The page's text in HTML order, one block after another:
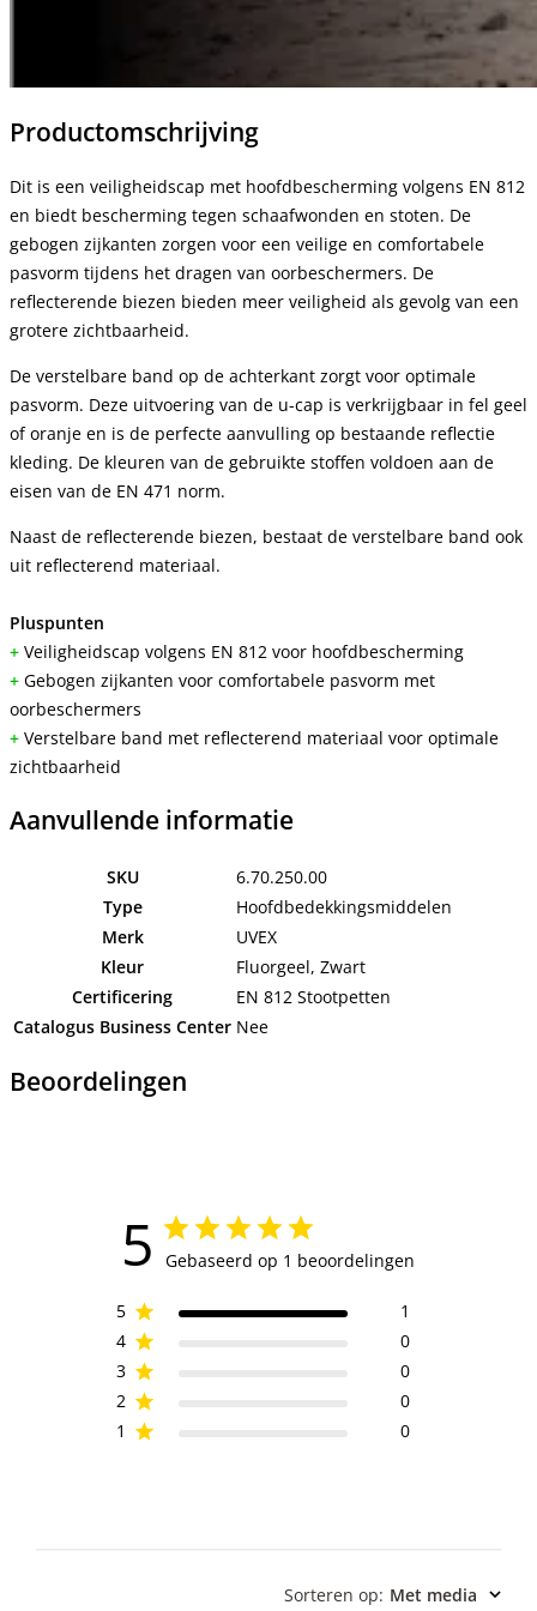
Productomschrijving
Dit is een veiligheidscap met hoofdbescherming volgens EN 812
en biedt bescherming tegen schaafwonden en stoten. De
gebogen zijkanten zorgen voor een veilige en comfortabele
pasvorm tijdens het dragen van oorbeschermers. De
reflecterende biezen bieden meer veiligheid als gevolg van een
grotere zichtbaarheid.
De verstelbare band op de achterkant zorgt voor optimale
pasvorm. Deze uitvoering van de u-cap is verkrijgbaar in fel geel
of oranje en is de perfecte aanvulling op bestaande reflectie
kleding. De kleuren van de gebruikte stoffen voldoen aan de
eisen van de EN 471 norm.
Naast de reflecterende biezen, bestaat de verstelbare band ook
uit reflecterend materiaal.
Pluspunten
+ Veiligheidscap volgens EN 812 voor hoofdbescherming
+ Gebogen zijkanten voor comfortabele pasvorm met
oorbeschermers
+ Verstelbare band met reflecterend materiaal voor optimale
zichtbaarheid
Aanvullende informatie
SKU
6.70.250.00
Type
Hoofdbedekkingsmiddelen
Merk
UVEX
Kleur
Fluorgeel, Zwart
Certificering
EN 812 Stootpetten
Catalogus Business Center Nee
Beoordelingen
5 Gebaseerd op 1 beoordelingen
5
1
4
0
3
0
2
0
1
0
Sorteren op: Met media